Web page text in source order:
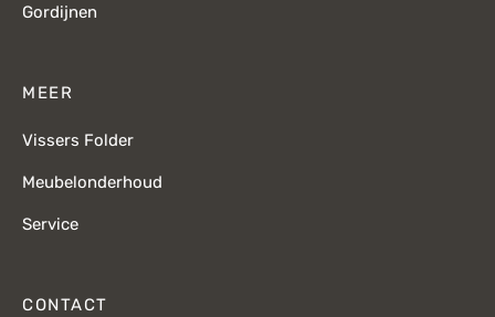
Gordijnen
MEER
Vissers Folder
Meubelonderhoud
Service
CONTACT